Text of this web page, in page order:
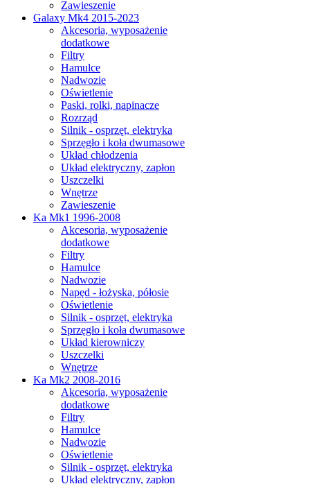
Zawieszenie
Galaxy Mk4 2015-2023
Akcesoria, wyposażenie
dodatkowe
Filtry
Hamulce
Nadwozie
Oświetlenie
Paski, rolki, napinacze
Rozrząd
Silnik - osprzęt, elektryka
Sprzęgło i koła dwumasowe
Układ chłodzenia
Układ elektryczny, zapłon
Uszczelki
Wnętrze
Zawieszenie
Ka Mk1 1996-2008
Akcesoria, wyposażenie
dodatkowe
Filtry
Hamulce
Nadwozie
Napęd - łożyska, półosie
Oświetlenie
Silnik - osprzęt, elektryka
Sprzęgło i koła dwumasowe
Układ kierowniczy
Uszczelki
Wnętrze
Ka Mk2 2008-2016
Akcesoria, wyposażenie
dodatkowe
Filtry
Hamulce
Nadwozie
Oświetlenie
Silnik - osprzęt, elektryka
Układ elektryczny, zapłon